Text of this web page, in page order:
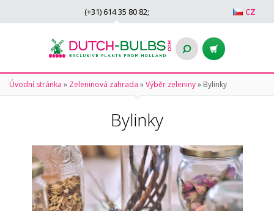
CZ
(+31) 614 35 80 82;
Úvodní stránka » Zeleninová zahrada »Výběr zeleniny» Bylinky
Bylinky